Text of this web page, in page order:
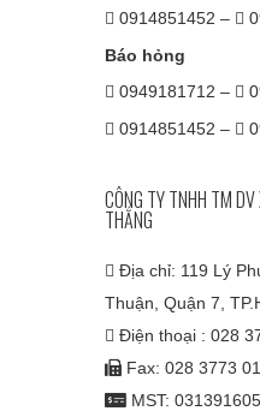
0914851452 –
Báo hỏng
0949181712 –
0914851452 –
CÔNG TY TNHH TM
THẮNG
Địa chỉ: 119 Lý
Thuận, Quận 7,
Điện thoại : 028
Fax: 028 3773
MST: